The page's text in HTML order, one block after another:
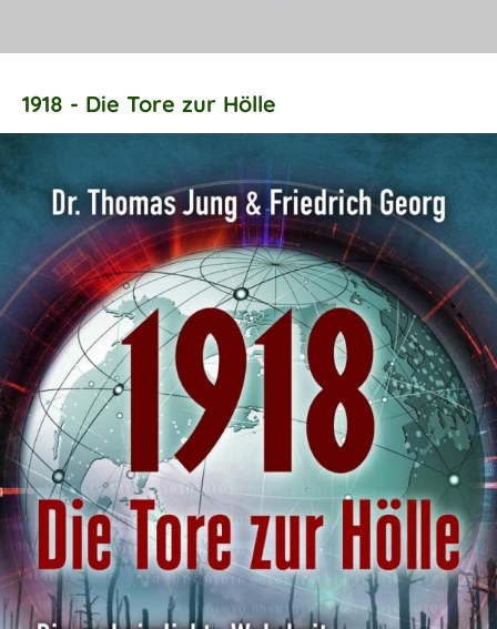
1918 - Die Tore zur Hölle